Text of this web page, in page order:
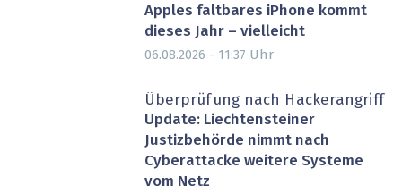
Apples faltbares iPhone kommt
dieses Jahr – vielleicht
06.08.2026 - 11:37 Uhr
Überprüfung nach Hackerangriff
Update: Liechtensteiner
Justizbehörde nimmt nach
Cyberattacke weitere Systeme
vom Netz